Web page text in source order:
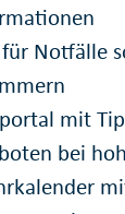
Notfälle
mit
bei